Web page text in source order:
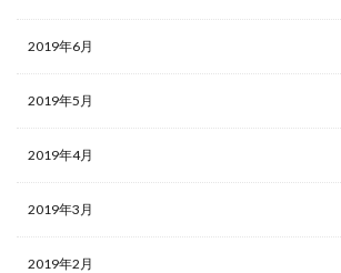
2019年6月
2019年5月
2019年4月
2019年3月
2019年2月